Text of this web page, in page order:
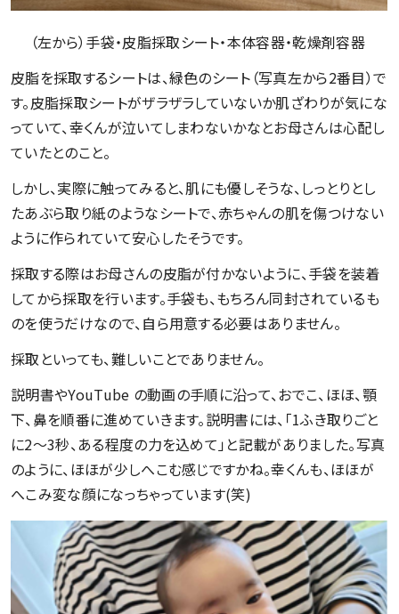
（左から）手袋・皮脂採取シート・本体容器・乾燥剤容器
皮脂を採取するシートは、緑色のシート（写真左から2番目）で
す。皮脂採取シートがザラザラしていないか肌ざわりが気にな
っていて、幸くんが泣いてしまわないかなとお母さんは心配し
ていたとのこと。
しかし、実際に触ってみると、肌にも優しそうな、しっとりとし
たあぶら取り紙のようなシートで、赤ちゃんの肌を傷つけない
ように作られていて安心したそうです。
採取する際はお母さんの皮脂が付かないように、手袋を装着
してから採取を行います。手袋も、もちろん同封されているも
のを使うだけなので、自ら用意する必要はありません。
採取といっても、難しいことでありません。
説明書やYouTube の動画の手順に沿って、おでこ、ほほ、顎
下、鼻を順番に進めていきます。説明書には、「1ふき取りごと
に2～3秒、ある程度の力を込めて」と記載がありました。写真
のように、ほほが少しへこむ感じですかね。幸くんも、ほほが
へこみ変な顔になっちゃっています(笑)